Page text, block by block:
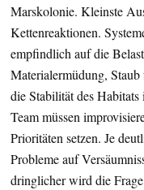
Marskolonie. Kleinste
Kettenreaktionen.
empfindlich auf die
Materialermüdung,
die Stabilität des
Team müssen
Prioritäten setzen. Je
Probleme auf
dringlicher wird die